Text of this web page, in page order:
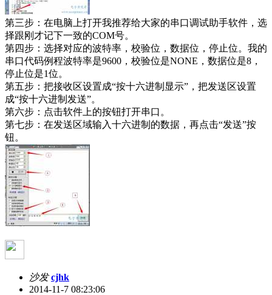
第三步：在电脑上打开我推荐给大家的串口调试助手软件，选
择跟刚才记下一致的COM号。
第四步：选择对应的波特率，校验位，数据位，停止位。我的
串口代码例程波特率是9600，校验位是NONE，数据位是8，
停止位是1位。
第五步：把接收区设置成“按十六进制显示”，把发送区设置
成“按十六进制发送”。
第六步：点击软件上的按钮打开串口。
第七步：在发送区域输入十六进制的数据，再点击“发送”按
钮。
沙发 cjhk
2014-11-7 08:23:06